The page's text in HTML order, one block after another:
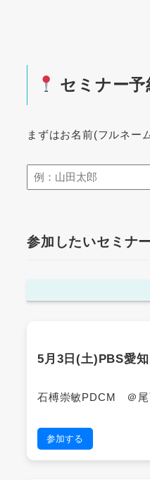
セミナー
まずはお名前(フルネー
参加したいセミナ
5月3日(土)PBS愛
石榑崇敏PDCM ＠
参加する